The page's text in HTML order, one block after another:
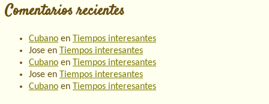
Comentarios recientes
Cubano en Tiempos interesantes
Jose en Tiempos interesantes
Cubano en Tiempos interesantes
Jose en Tiempos interesantes
Cubano en Tiempos interesantes